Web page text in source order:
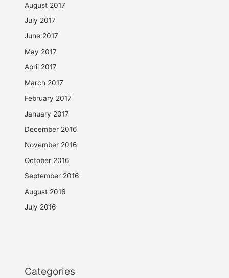
August 2017
July 2017
June 2017
May 2017
April 2017
March 2017
February 2017
January 2017
December 2016
November 2016
October 2016
September 2016
August 2016
July 2016
Categories